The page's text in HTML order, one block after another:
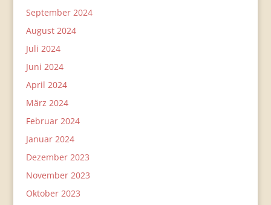
September 2024
August 2024
Juli 2024
Juni 2024
April 2024
März 2024
Februar 2024
Januar 2024
Dezember 2023
November 2023
Oktober 2023